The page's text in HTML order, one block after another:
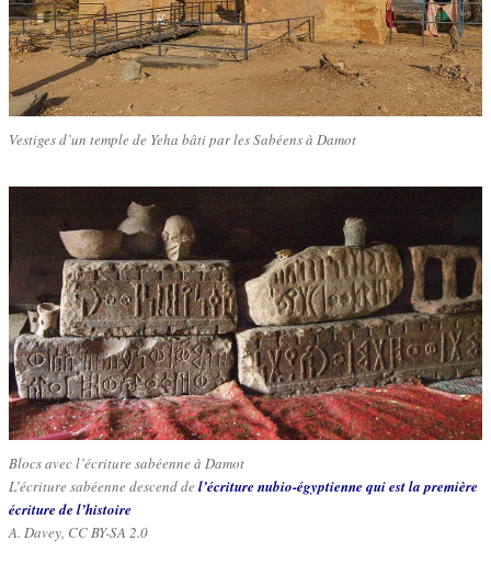
Vestiges d’un temple de Yeha bâti par les Sabéens à Damot
Blocs avec l’écriture sabéenne à Damot
L’écriture sabéenne descend del’écriture nubio-égyptienne qui est la première
écriture de l’histoire
A. Davey, CC BY-SA 2.0